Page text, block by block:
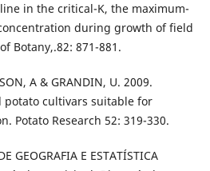
in the critical-K, the maximum-
during growth of field
Botany,.82: 871-881.
A & GRANDIN, U. 2009.
potato cultivars suitable for
Potato Research 52: 319-330.
GEOGRAFIA E ESTATÍSTICA